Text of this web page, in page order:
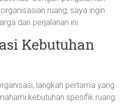
ruang, saya ingin
dari perjalanan ini.
Kebutuhan
langkah pertama yang
kebutuhan spesifik ruang